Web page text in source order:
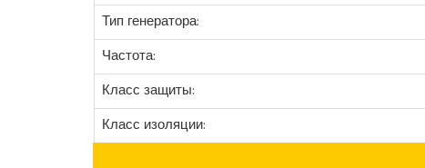
Тип генератора:
Частота:
Класс защиты:
Класс изоляции: